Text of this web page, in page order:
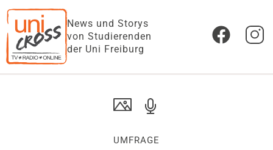
News und Storys
von Studierenden
der Uni Freiburg
UMFRAGE